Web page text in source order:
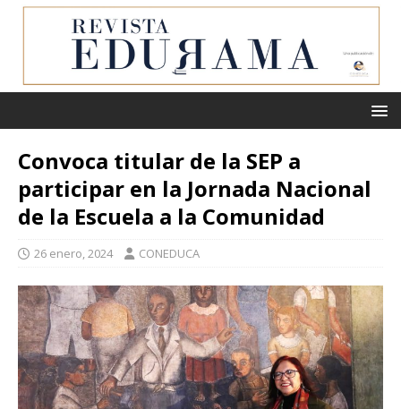
Convoca titular de la SEP a
participar en la Jornada Nacional
de la Escuela a la Comunidad
26 enero, 2024 CONEDUCA